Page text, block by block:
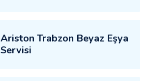
Ariston Trabzon Beyaz Eşya
Servisi